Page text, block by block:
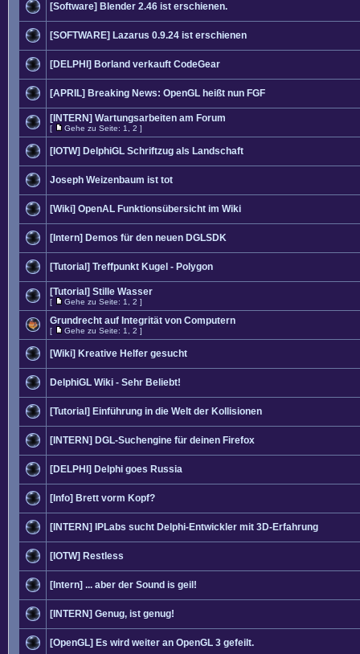
[Software] Blender 2.46 ist erschienen.
[SOFTWARE] Lazarus 0.9.24 ist erschienen
[DELPHI] Borland verkauft CodeGear
[APRIL] Breaking News: OpenGL heißt nun FGF
[INTERN] Wartungsarbeiten am Forum
[ Gehe zu Seite: 1 2 ]
[IOTW] DelphiGL Schriftzug als Landschaft
Joseph Weizenbaum ist tot
[Wiki] OpenAL Funktionsübersicht im Wiki
[Intern] Demos für den neuen DGLSDK
[Tutorial] Treffpunkt Kugel - Polygon
[Tutorial] Stille Wasser
[ Gehe zu Seite: 1 2 ]
Grundrecht auf Integrität von Computern
[ Gehe zu Seite: 1 2 ]
[Wiki] Kreative Helfer gesucht
DelphiGL Wiki - Sehr Beliebt!
[Tutorial] Einführung in die Welt der Kollisionen
[INTERN] DGL-Suchengine für deinen Firefox
[DELPHI] Delphi goes Russia
[Info] Brett vorm Kopf?
[INTERN] IPLabs sucht Delphi-Entwickler mit 3D-Erfahrung
[IOTW] Restless
[Intern] ... aber der Sound is geil!
[INTERN] Genug, ist genug!
[OpenGL] Es wird weiter an OpenGL 3 gefeilt.